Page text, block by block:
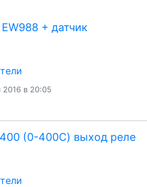
+ датчик
2016 в 20:05
(0-400С) выход реле